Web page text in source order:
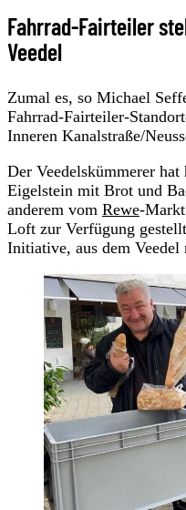
Fahrrad-Fairteiler
Veedel
Zumal es, so Michael
Fahrrad-Fairteiler-
Inneren Kanalstraße/
Der Veedelskümmerer
Eigelstein mit Brot und
anderem vom Rewe-
Loft zur Verfügung
Initiative, aus dem Veedel